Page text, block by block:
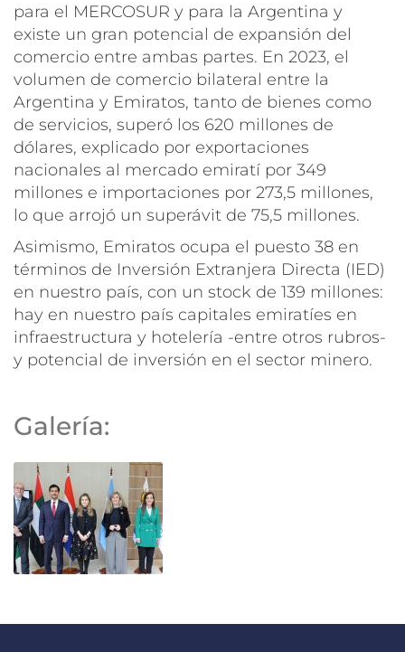
para el MERCOSUR y para la Argentina y
existe un gran potencial de expansión del
comercio entre ambas partes. En 2023, el
volumen de comercio bilateral entre la
Argentina y Emiratos, tanto de bienes como
de servicios, superó los 620 millones de
dólares, explicado por exportaciones
nacionales al mercado emiratí por 349
millones e importaciones por 273,5 millones,
lo que arrojó un superávit de 75,5 millones.
Asimismo, Emiratos ocupa el puesto 38 en
términos de Inversión Extranjera Directa (IED)
en nuestro país, con un stock de 139 millones:
hay en nuestro país capitales emiratíes en
infraestructura y hotelería -entre otros rubros-
y potencial de inversión en el sector minero.
Galería: